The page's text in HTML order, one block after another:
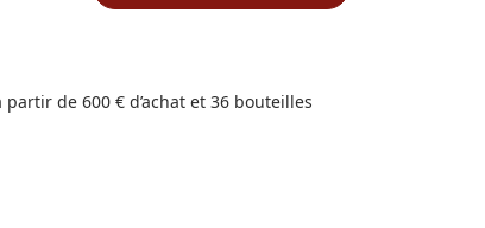
partir de 600 € d’achat et 36 bouteilles